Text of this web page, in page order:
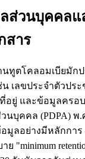
ส่วนบุคคลแ
สาร
นทูตโคลอมเบียมัก
เลขประจำตัวประ
อยู่ และข้อมูลครอ
คคล (PDPA) พ.ศ
มูลอย่างมีหลักการ
ย "minimum